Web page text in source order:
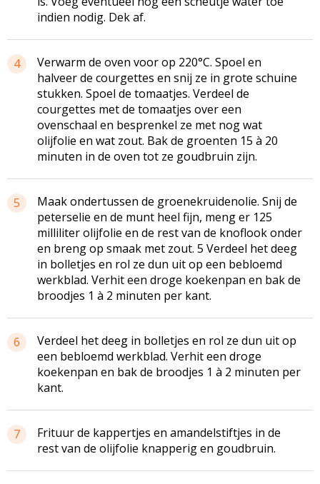
indien nodig. Dek af.
4
Verwarm de oven voor op 220°C. Spoel en
halveer de courgettes en snij ze in grote schuine
stukken. Spoel de tomaatjes. Verdeel de
courgettes met de tomaatjes over een
ovenschaal en besprenkel ze met nog wat
olijfolie en wat zout. Bak de groenten 15 à 20
minuten in de oven tot ze goudbruin zijn.
5
Maak ondertussen de groenekruidenolie. Snij de
peterselie en de munt heel fijn, meng er 125
milliliter olijfolie en de rest van de knoflook onder
en breng op smaak met zout. 5 Verdeel het deeg
in bolletjes en rol ze dun uit op een bebloemd
werkblad. Verhit een droge koekenpan en bak de
broodjes 1 à 2 minuten per kant.
6
Verdeel het deeg in bolletjes en rol ze dun uit op
een bebloemd werkblad. Verhit een droge
koekenpan en bak de broodjes 1 à 2 minuten per
kant.
7
Frituur de kappertjes en amandelstiftjes in de
rest van de olijfolie knapperig en goudbruin.